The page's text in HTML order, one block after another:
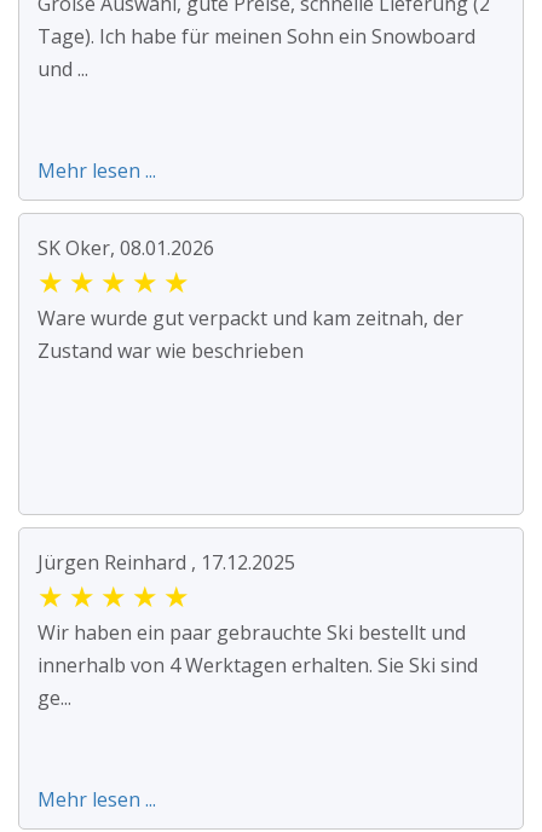
Tage). Ich habe für meinen Sohn ein Snowboard
und ...
Mehr lesen ...
SK Oker, 08.01.2026
★ ★ ★ ★ ★
Ware wurde gut verpackt und kam zeitnah, der
Zustand war wie beschrieben
Jürgen Reinhard , 17.12.2025
★ ★ ★ ★ ★
Wir haben ein paar gebrauchte Ski bestellt und
innerhalb von 4 Werktagen erhalten. Sie Ski sind
ge...
Mehr lesen ...